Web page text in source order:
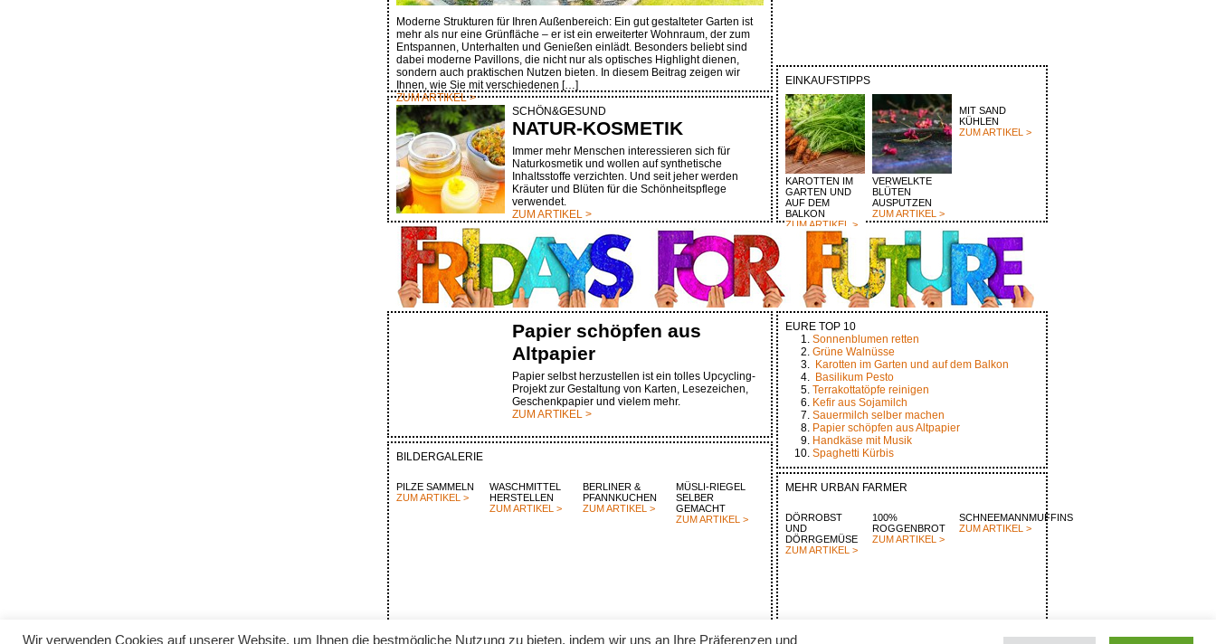
EINKAUFSTIPPS
KAROTTEN IM
GARTEN UND
AUF DEM
BALKON
ZUM ARTIKEL >
VERWELKTE
BLÜTEN
AUSPUTZEN
ZUM ARTIKEL >
MIT SAND
KÜHLEN
ZUM ARTIKEL >
EURE TOP 10
Sonnenblumen retten
Grüne Walnüsse
Karotten im Garten und auf dem Balkon
Basilikum Pesto
Terrakottatöpfe reinigen
Kefir aus Sojamilch
Sauermilch selber machen
Papier schöpfen aus Altpapier
Handkäse mit Musik
Spaghetti Kürbis
MEHR URBAN FARMER
DÖRROBST
UND
DÖRRGEMÜSE
ZUM ARTIKEL >
100%
ROGGENBROT
ZUM ARTIKEL >
SCHNEEMANNMUFFINS
ZUM ARTIKEL >
Moderne Strukturen für Ihren Außenbereich: Ein gut gestalteter Garten ist
mehr als nur eine Grünfläche – er ist ein erweiterter Wohnraum, der zum
Entspannen, Unterhalten und Genießen einlädt. Besonders beliebt sind
dabei moderne Pavillons, die nicht nur als optisches Highlight dienen,
sondern auch praktischen Nutzen bieten. In diesem Beitrag zeigen wir
Ihnen, wie Sie mit verschiedenen […]
ZUM ARTIKEL >
SCHÖN&GESUND
NATUR-KOSMETIK
Immer mehr Menschen interessieren sich für
Naturkosmetik und wollen auf synthetische
Inhaltsstoffe verzichten. Und seit jeher werden
Kräuter und Blüten für die Schönheitspflege
verwendet.
ZUM ARTIKEL >
Papier schöpfen aus
Altpapier
Papier selbst herzustellen ist ein tolles Upcycling-
Projekt zur Gestaltung von Karten, Lesezeichen,
Geschenkpapier und vielem mehr.
ZUM ARTIKEL >
BILDERGALERIE
PILZE SAMMELN
ZUM ARTIKEL >
WASCHMITTEL
HERSTELLEN
ZUM ARTIKEL >
BERLINER &
PFANNKUCHEN
ZUM ARTIKEL >
MÜSLI-RIEGEL
SELBER
GEMACHT
ZUM ARTIKEL >
Wir verwenden Cookies auf unserer Website, um Ihnen die bestmögliche Nutzung zu bieten, indem wir uns an Ihre Präferenzen und